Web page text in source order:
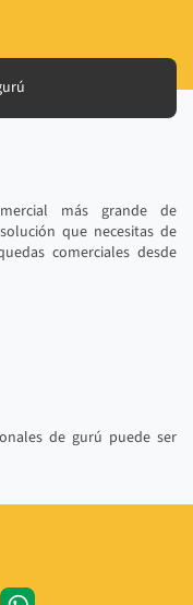
más grande de
que necesitas de
comerciales desde
de gurú puede ser